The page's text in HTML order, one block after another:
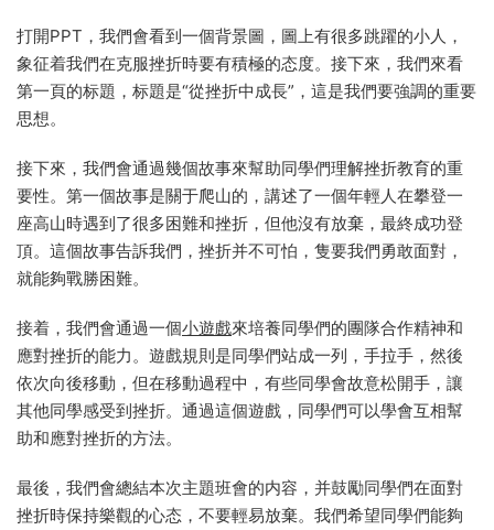
打開PPT，我們會看到一個背景圖，圖上有很多跳躍的小人，
象征着我們在克服挫折時要有積極的态度。接下來，我們來看
第一頁的标題，标題是“從挫折中成長”，這是我們要強調的重要
思想。
接下來，我們會通過幾個故事來幫助同學們理解挫折教育的重
要性。第一個故事是關于爬山的，講述了一個年輕人在攀登一
座高山時遇到了很多困難和挫折，但他沒有放棄，最終成功登
頂。這個故事告訴我們，挫折并不可怕，隻要我們勇敢面對，
就能夠戰勝困難。
接着，我們會通過一個小遊戲來培養同學們的團隊合作精神和
應對挫折的能力。遊戲規則是同學們站成一列，手拉手，然後
依次向後移動，但在移動過程中，有些同學會故意松開手，讓
其他同學感受到挫折。通過這個遊戲，同學們可以學會互相幫
助和應對挫折的方法。
最後，我們會總結本次主題班會的内容，并鼓勵同學們在面對
挫折時保持樂觀的心态，不要輕易放棄。我們希望同學們能夠